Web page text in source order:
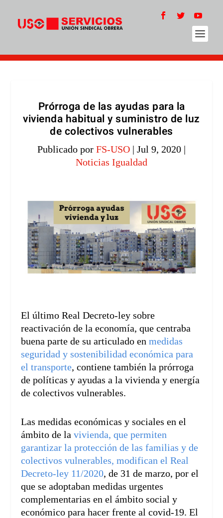
Prórroga de las ayudas para la
vivienda habitual y suministro de luz
de colectivos vulnerables
Publicado por FS-USO | Jul 9, 2020 |
Noticias Igualdad
El último Real Decreto-ley sobre
reactivación de la economía, que centraba
buena parte de su articulado enmedidas
seguridad y sostenibilidad económica para
el transporte, contiene también la prórroga
de políticas y ayudas a la vivienda y energía
de colectivos vulnerables.
Las medidas económicas y sociales en el
ámbito de lavivienda, que permiten
garantizar la protección de las familias y de
colectivos vulnerables, modifican el Real
Decreto-ley 11/2020, de 31 de marzo, por el
que se adoptaban medidas urgentes
complementarias en el ámbito social y
económico para hacer frente al covid-19. El